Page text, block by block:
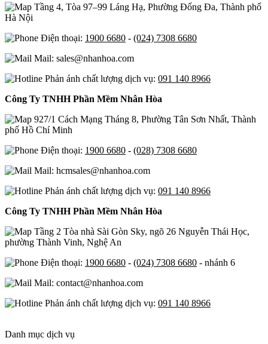
Tầng 4, Tòa 97–99 Láng Hạ, Phường Đống Đa, Thành phố
Hà Nội
Điện thoại: 1900 6680 - (024) 7308 6680
Mail: sales@nhanhoa.com
Phản ánh chất lượng dịch vụ: 091 140 8966
Công Ty TNHH Phần Mềm Nhân Hòa
927/1 Cách Mạng Tháng 8, Phường Tân Sơn Nhất, Thành
phố Hồ Chí Minh
Điện thoại: 1900 6680 - (028) 7308 6680
Mail: hcmsales@nhanhoa.com
Phản ánh chất lượng dịch vụ: 091 140 8966
Công Ty TNHH Phần Mềm Nhân Hòa
Tầng 2 Tòa nhà Sài Gòn Sky, ngõ 26 Nguyễn Thái Học,
phường Thành Vinh, Nghệ An
Điện thoại: 1900 6680 - (024) 7308 6680 - nhánh 6
Mail: contact@nhanhoa.com
Phản ánh chất lượng dịch vụ: 091 140 8966
Danh mục dịch vụ